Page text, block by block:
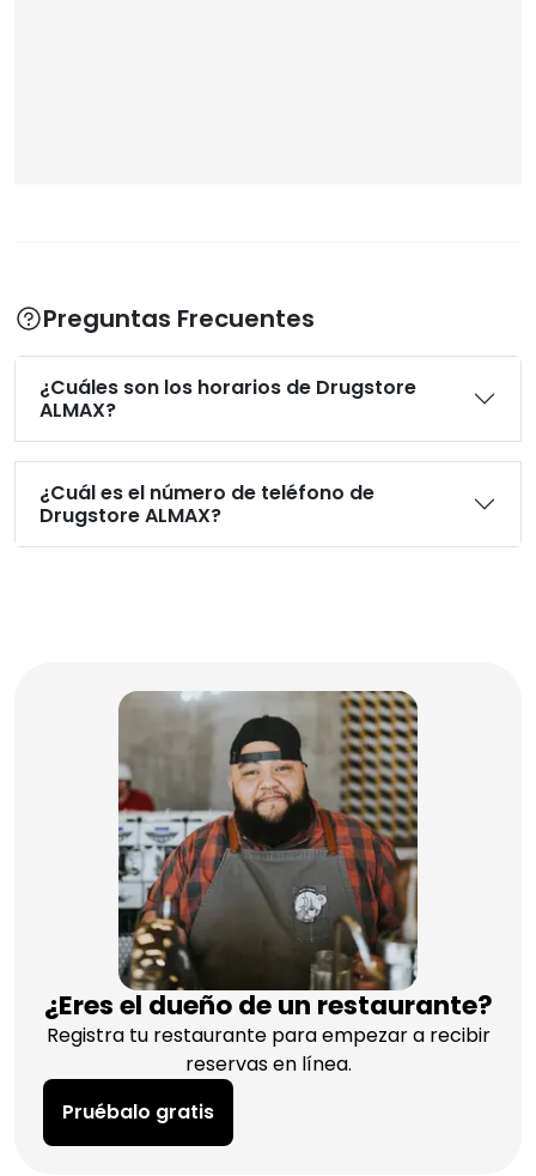
Preguntas Frecuentes
¿Cuáles son los horarios de Drugstore
ALMAX?
¿Cuál es el número de teléfono de
Drugstore ALMAX?
¿Eres el dueño de un restaurante?
Registra tu restaurante para empezar a recibir
reservas en línea.
Pruébalo gratis